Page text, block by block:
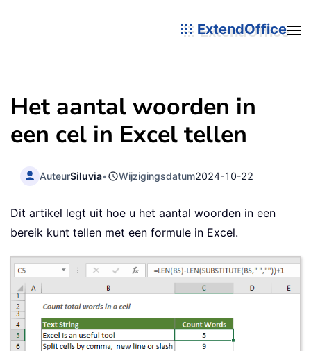
ExtendOffice
Het aantal woorden in
een cel in Excel tellen
AuteurSiluvia• Wijzigingsdatum2024-10-22
Dit artikel legt uit hoe u het aantal woorden in een
bereik kunt tellen met een formule in Excel.